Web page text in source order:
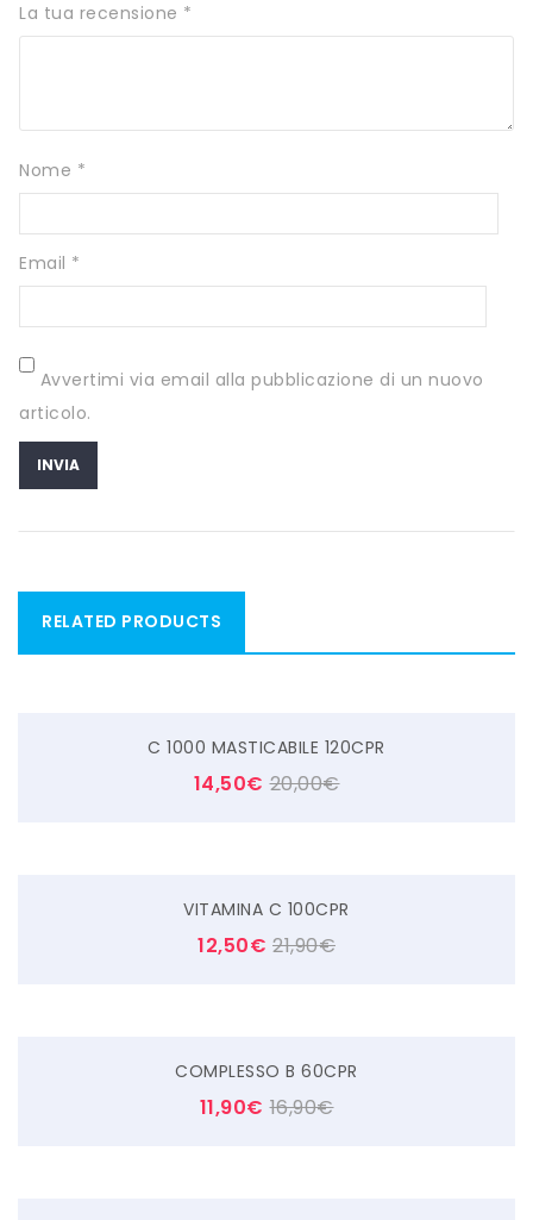
SIS
SYFORM
WHY SPORT
ACCEDI/REGISTRATI
La tua recensione *
Nome *
Email *
Avvertimi via email alla pubblicazione di un nuovo
articolo.
RELATED PRODUCTS
C 1000 MASTICABILE 120CPR
14,50€ 20,00€
VITAMINA C 100CPR
12,50€ 21,90€
COMPLESSO B 60CPR
11,90€ 16,90€